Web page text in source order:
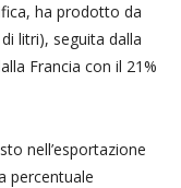
ha prodotto da
litri), seguita dalla
Francia con il 21%
nell’esportazione
percentuale